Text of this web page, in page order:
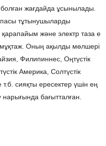
болған жағдайда ұсынылады.
тұтынушыларды
және электр таза e
мұқтаж. Оның ақылды мөлшері
Филипиннес, Оңтүстік
Америка, Солтүстік
сияқты ересектер үшін ең
бағытталған.